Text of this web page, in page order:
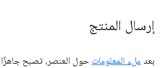
إرسال المنتج
بعد ملء المعلومات حول العنصر، تصبح جاهزًا